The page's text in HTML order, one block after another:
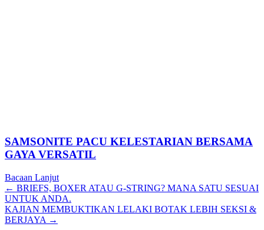
SAMSONITE PACU KELESTARIAN BERSAMA
GAYA VERSATIL
Bacaan Lanjut
Posts
navigation
← BRIEFS, BOXER ATAU G-STRING? MANA SATU SESUAI
UNTUK ANDA.
KAJIAN MEMBUKTIKAN LELAKI BOTAK LEBIH SEKSI &
BERJAYA →